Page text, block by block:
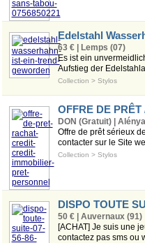
Edelstahl
63 € | Lemps (07)
Es ist ein
Aufstieg der
Collection > Stylos
OFFRE DE
DON (Gratuit) |
Offre de prêt sérieux
contacter sur le Site
Collection > Stylos
DISPO TOUTE
50 € | Auvernaux (91)
[ACHAT] Je suis une
contactez pas sms ou